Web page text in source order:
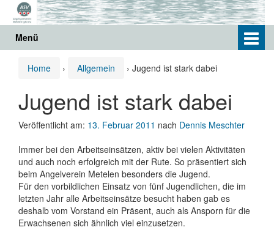
Springe
zum
Hauptmenü
Menü
Home › Allgemein › Jugend ist stark dabei
Jugend ist stark dabei
Veröffentlicht am: 13. Februar 2011 nach Dennis Meschter
Immer bei den Arbeitseinsätzen, aktiv bei vielen Aktivitäten
und auch noch erfolgreich mit der Rute. So präsentiert sich
beim Angelverein Metelen besonders die Jugend.
Für den vorbildlichen Einsatz von fünf Jugendlichen, die im
letzten Jahr alle Arbeitseinsätze besucht haben gab es
deshalb vom Vorstand ein Präsent, auch als Ansporn für die
Erwachsenen sich ähnlich viel einzusetzen.